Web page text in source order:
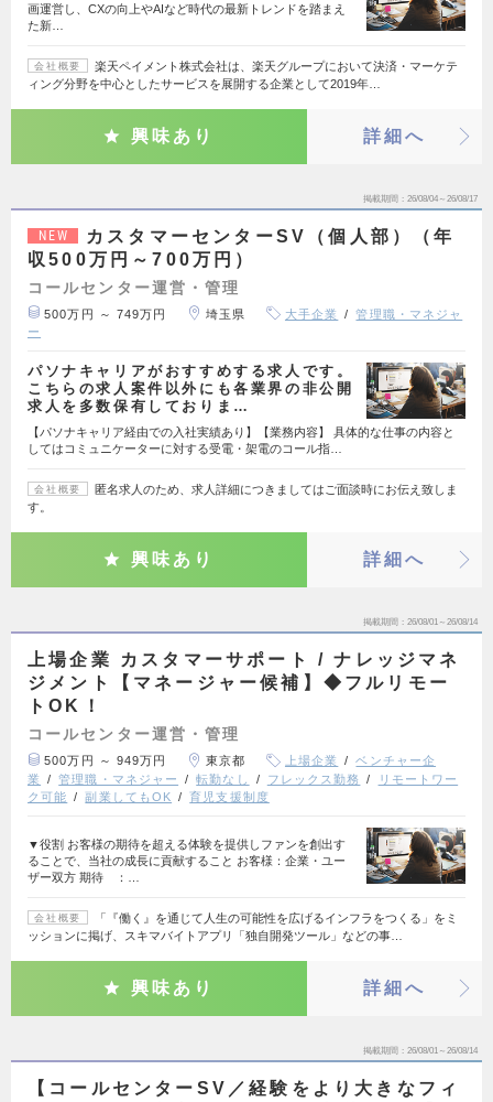
画運営し、CXの向上やAIなど時代の最新トレンドを踏まえ
た新…
会社概要
楽天ペイメント株式会社は、楽天グループにおいて決済・マーケテ
ィング分野を中心としたサービスを展開する企業として2019年…
興味あり 詳細へ
掲載期間 26/08/04～26/08/17
NEW
カスタマーセンターSV（個人部）（年
収500万円～700万円）
コールセンター運営・管理
500万円 ～ 749万円 埼玉県 大手企業
管理職・マネジャ
ー
パソナキャリアがおすすめする求人です。
こちらの求人案件以外にも各業界の非公開
求人を多数保有しておりま…
【パソナキャリア経由での入社実績あり】【業務内容】 具体的な仕事の内容と
してはコミュニケーターに対する受電・架電のコール指…
会社概要
匿名求人のため、求人詳細につきましてはご面談時にお伝え致しま
す。
興味あり 詳細へ
掲載期間 26/08/01～26/08/14
上場企業 カスタマーサポート / ナレッジマネ
ジメント【マネージャー候補】◆フルリモー
トOK！
コールセンター運営・管理
500万円 ～ 949万円 東京都 上場企業
ベンチャー企
業
管理職・マネジャー 転勤なし フレックス勤務
リモートワー
ク可能
副業してもOK 育児支援制度
▼役割 お客様の期待を超える体験を提供しファンを創出す
ることで、当社の成長に貢献すること お客様：企業・ユー
ザー双方 期待 ：…
会社概要
「『働く』を通じて人生の可能性を広げるインフラをつくる」をミ
ッションに掲げ、スキマバイトアプリ「独自開発ツール」などの事…
興味あり 詳細へ
掲載期間 26/08/01～26/08/14
【コールセンターSV／経験をより大きなフィ